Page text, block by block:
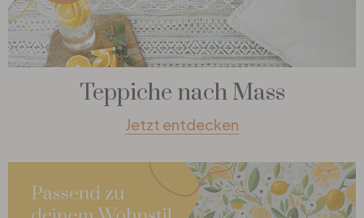
Teppiche nach Mass
Jetzt entdecken